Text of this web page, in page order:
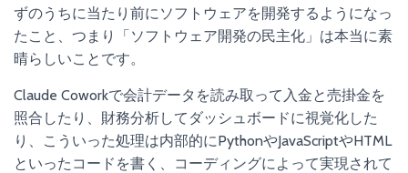
ずのうちに当たり前にソフトウェアを開発するようになっ
たこと、つまり「ソフトウェア開発の民主化」は本当に素
晴らしいことです。
Claude Coworkで会計データを読み取って入金と売掛金を
照合したり、財務分析してダッシュボードに視覚化した
り、こういった処理は内部的にPythonやJavaScriptやHTML
といったコードを書く、コーディングによって実現されて